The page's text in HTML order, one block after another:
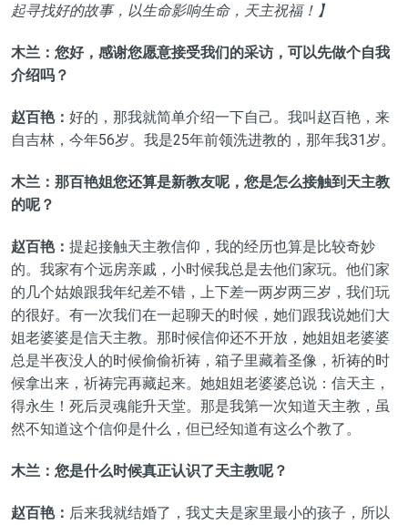
起寻找好的故事，以生命影响生命，天主祝福！】
木兰：您好，感谢您愿意接受我们的采访，可以先做个自我
介绍吗？
赵百艳： 好的，那我就简单介绍一下自己。我叫赵百艳，来
自吉林，今年56岁。我是25年前领洗进教的，那年我31岁。
木兰：那百艳姐您还算是新教友呢，您是怎么接触到天主教
的呢？
赵百艳： 提起接触天主教信仰，我的经历也算是比较奇妙
的。我家有个远房亲戚，小时候我总是去他们家玩。他们家
的几个姑娘跟我年纪差不错，上下差一两岁两三岁，我们玩
的很好。有一次我们在一起聊天的时候，她们跟我说她们大
姐老婆婆是信天主教。那时候信仰还不开放，她姐姐老婆婆
总是半夜没人的时候偷偷祈祷，箱子里藏着圣像，祈祷的时
候拿出来，祈祷完再藏起来。她姐姐老婆婆总说：信天主，
得永生！死后灵魂能升天堂。那是我第一次知道天主教，虽
然不知道这个信仰是什么，但已经知道有这么个教了。
木兰：您是什么时候真正认识了天主教呢？
赵百艳： 后来我就结婚了，我丈夫是家里最小的孩子，所以